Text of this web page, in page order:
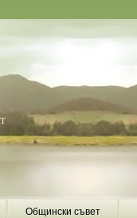
Общински съвет